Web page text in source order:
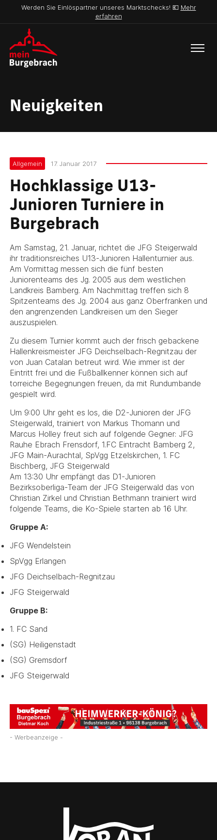
Werden Sie Einlöspartner unseres Marktschecks! 💶 Mehr
erfahren
Neuigkeiten
Allgemein 17. Januar 2017
Hochklassige U13-
Junioren Turniere in
Burgebrach
Am Samstag, 21. Januar, richtet die JFG Steigerwald
ihr traditionsreiches U13-Junioren Hallenturnier aus.
Am Vormittag messen sich die fünf besten
Juniorenteams des Jg. 2005 aus dem westlichen
Landkreis Bamberg. Am Nachmittag treffen sich 8
Spitzenteams des Jg. 2004 aus ganz Oberfranken und
den angrenzenden Landkreisen um den Sieger
auszuspielen.
Zu diesem Turnier kommt auch der frisch gebackene
Hallenkreismeister JFG Deichselbach-Regnitzau der
von Juan Catalan betreut wird. Wie immer ist der
Eintritt frei und die Fußballkenner können sich auf
torreiche Begegnungen freuen, da mit Rundumbande
gespielt wird.
Um 9:00 Uhr geht es los, die D2-Junioren der JFG
Steigerwald, trainiert von Markus Thomann und
Marcus Holley freut sich auf folgende Gegner: JFG
Rauhe Ebrach Frensdorf, 1.FC Eintracht Bamberg 2,
JFG Main-Aurachtal, SpVgg Etzelskirchen, 1. FC
Bischberg, JFG Steigerwald
Am 13:30 Uhr empfängt das D1-Junioren
Bezirksoberliga-Team der JFG Steigerwald das von
Christian Zirkel und Christian Bethmann trainiert wird
folgende Teams, die Ko-Spiele starten ab 16 Uhr.
Gruppe A:
JFG Wendelstein
SpVgg Erlangen
JFG Deichselbach-Regnitzau
JFG Steigerwald
Gruppe B:
1. FC Sand
(SG) Heiligenstadt
(SG) Gremsdorf
JFG Steigerwald
- Werbeanzeige -